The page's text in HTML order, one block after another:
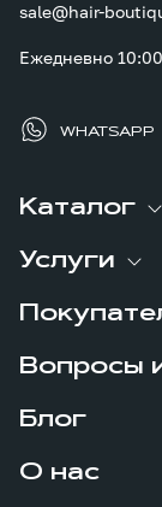
Каталог
Услуги
Вопросы
Блог
О нас
sale@hair-
Ежедневно
WHATSAPP